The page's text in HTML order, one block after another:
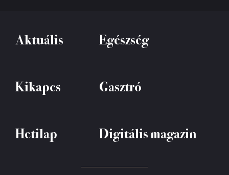
Aktuális Egészség
Kikapcs Gasztró
Hetilap Digitális magazin